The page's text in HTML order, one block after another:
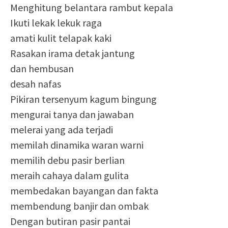
Menghitung belantara rambut kepala
Ikuti lekak lekuk raga
amati kulit telapak kaki
Rasakan irama detak jantung
dan hembusan
desah nafas
Pikiran tersenyum kagum bingung
mengurai tanya dan jawaban
melerai yang ada terjadi
memilah dinamika waran warni
memilih debu pasir berlian
meraih cahaya dalam gulita
membedakan bayangan dan fakta
membendung banjir dan ombak
Dengan butiran pasir pantai